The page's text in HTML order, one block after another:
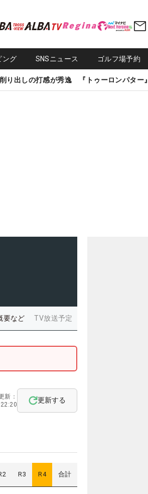
ング SNSニュース ゴルフ場予約
削り出しの打感が秀逸 『トゥーロンパター』
要など TV放送予定
新：
更新する
2 R3 R4 合計